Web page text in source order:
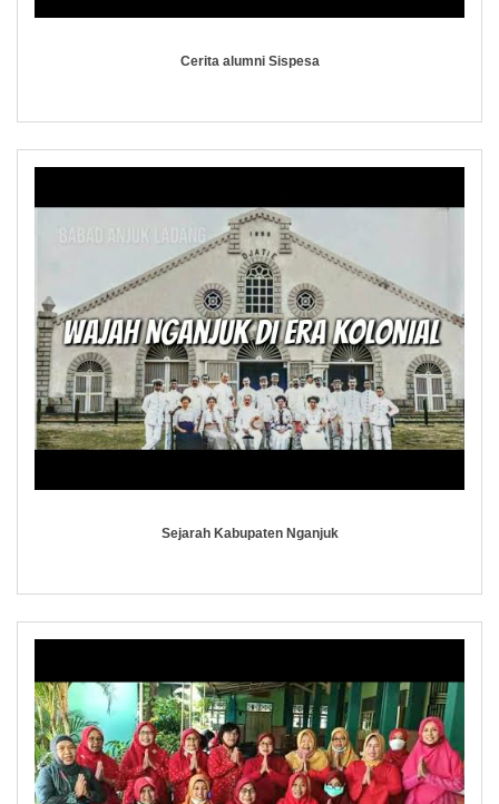
Cerita alumni Sispesa
Sejarah Kabupaten Nganjuk